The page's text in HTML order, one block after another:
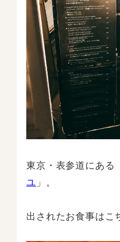
東京・表参道にある
ユ 」。
出されたお食事はこ